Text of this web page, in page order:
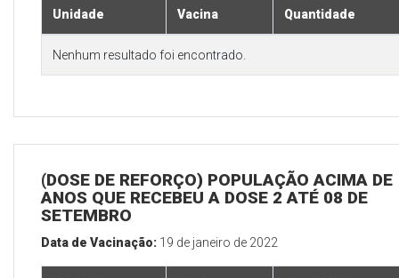
Unidade Vacina Quantidade
Nenhum resultado foi encontrado.
(DOSE DE REFORÇO) POPULAÇÃO ACIMA DE
ANOS QUE RECEBEU A DOSE 2 ATÉ 08 DE
SETEMBRO
Data de Vacinação: 19 de janeiro de 2022